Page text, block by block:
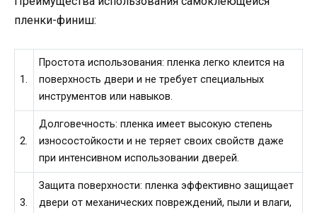
пленки-финиш:
1.
Простота использования: пленка легко клеится на
поверхность двери и не требует специальных
инструментов или навыков.
2.
Долговечность: пленка имеет высокую степень
износостойкости и не теряет своих свойств даже
при интенсивном использовании дверей.
3.
Защита поверхности: пленка эффективно защищает
двери от механических повреждений, пыли и влаги,